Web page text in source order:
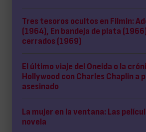
Tres tesoros ocultos en Filmin:
(1964), En bandeja de plata
cerrados (1969)
El último viaje del Oneida o la
Hollywood con Charles Chaplin a
asesinado
La mujer en la ventana: Las
novela